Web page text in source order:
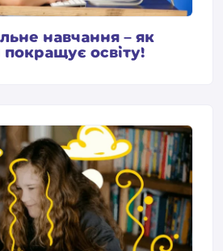
навчання – як
покращує освіту!